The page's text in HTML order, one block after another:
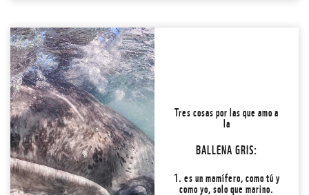
Tres cosas por las que amo a
la
BALLENA GRIS:
1. es un mamífero, como tú y
como yo, solo que marino.
2. ¡Es mexicana! Cada
año, muchas de ellas
vienen de los mares de
Alaska a tener sus crías en
las lagunas costeras del
Pacífico mexicano. Nacen
en México, a mucha honra.
Conoce la #3 y...